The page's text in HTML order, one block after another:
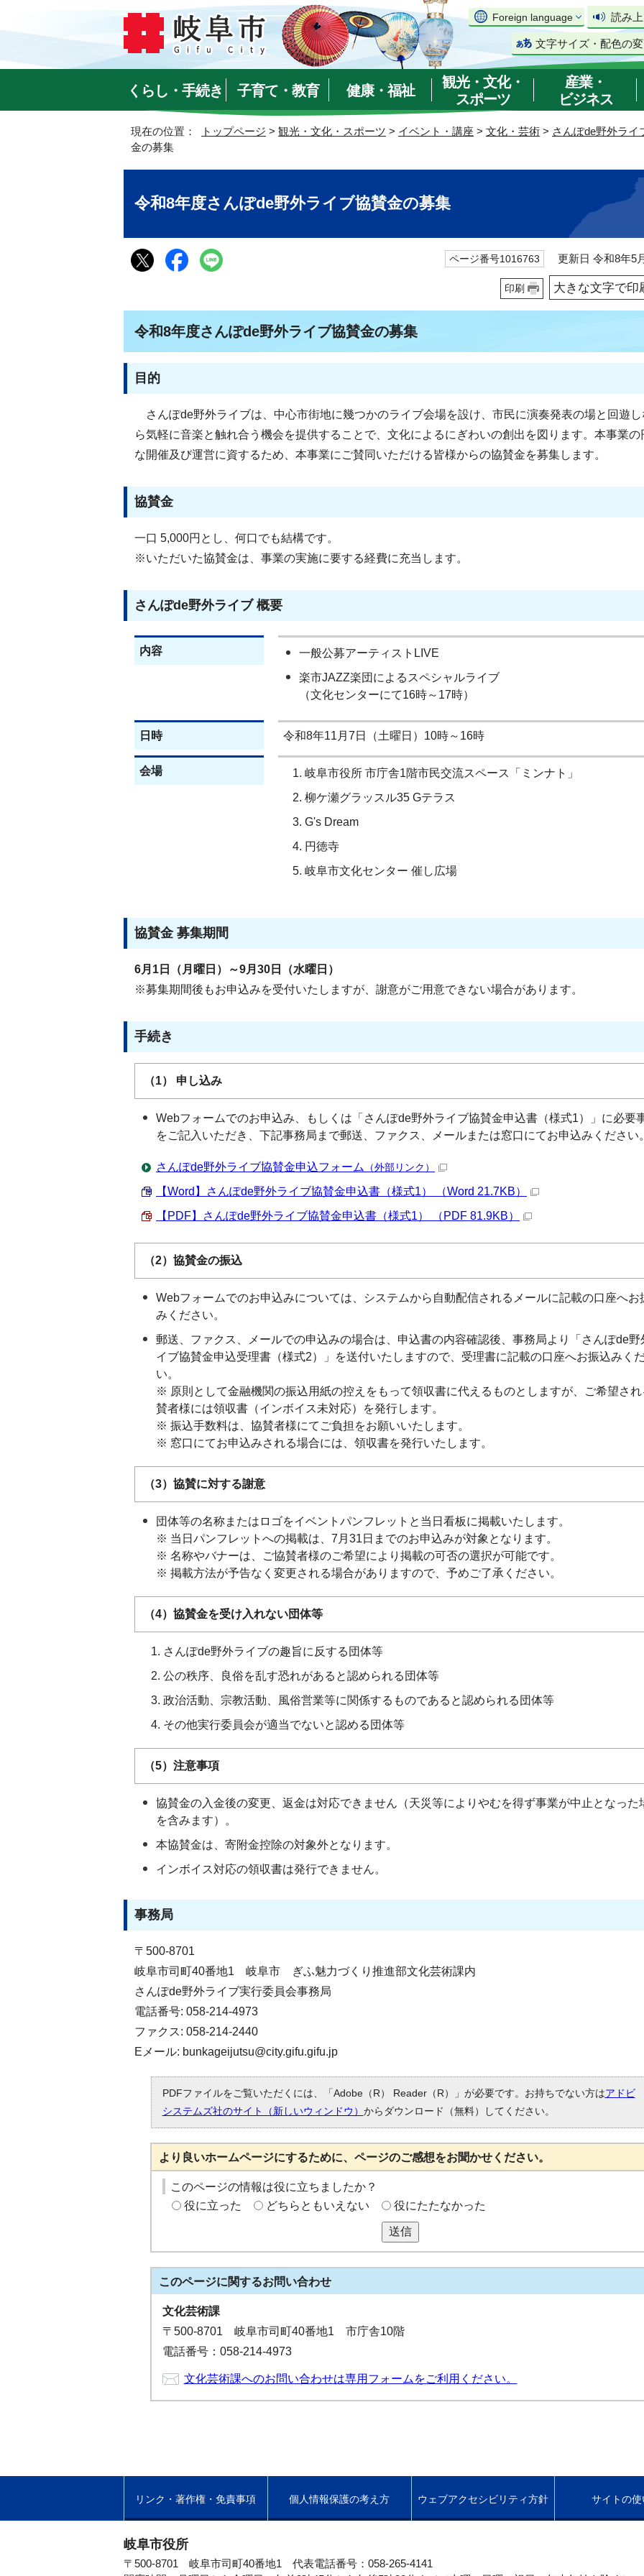
Foreign language 読み
文字サイズ・配色の
くらし・手続き 子育て・教育 健康・福祉
観光・文化・
スポーツ
産業・
ビジネス
現在の位置： トップページ > 観光・文化・スポーツ > イベント・講座 > 文化・芸術 > さんぽde野外ライ
金の募集
令和8年度さんぽde野外ライブ協賛金の募集
ページ番号1016763 更新日 令和8年5
印刷 大きな文字で印
令和8年度さんぽde野外ライブ協賛金の募集
目的
さんぽde野外ライブは、中心市街地に幾つかのライブ会場を設け、市民に演奏発表の場と回遊し
ら気軽に音楽と触れ合う機会を提供することで、文化によるにぎわいの創出を図ります。本事業の
な開催及び運営に資するため、本事業にご賛同いただける皆様からの協賛金を募集します。
協賛金
一口 5,000円とし、何口でも結構です。
※いただいた協賛金は、事業の実施に要する経費に充当します。
さんぽde野外ライブ 概要
内容
一般公募アーティストLIVE
楽市JAZZ楽団によるスペシャルライブ
（文化センターにて16時～17時）
日時 令和8年11月7日（土曜日）10時～16時
会場
岐阜市役所 市庁舎1階市民交流スペース「ミンナト」
柳ケ瀬グラッスル35 Gテラス
G's Dream
円徳寺
岐阜市文化センター 催し広場
協賛金 募集期間
6月1日（月曜日）～9月30日（水曜日）
※募集期間後もお申込みを受付いたしますが、謝意がご用意できない場合があります。
手続き
（1） 申し込み
Webフォームでのお申込み、もしくは「さんぽde野外ライブ協賛金申込書（様式1）」に必要
をご記入いただき、下記事務局まで郵送、ファクス、メールまたは窓口にてお申込みください
さんぽde野外ライブ協賛金申込フォーム （外部リンク）
【Word】さんぽde野外ライブ協賛金申込書（様式1） （Word 21.7KB）
【PDF】さんぽde野外ライブ協賛金申込書（様式1） （PDF 81.9KB）
（2）協賛金の振込
Webフォームでのお申込みについては、システムから自動配信されるメールに記載の口座へお
みください。
郵送、ファクス、メールでの申込みの場合は、申込書の内容確認後、事務局より「さんぽde野
イブ協賛金申込受理書（様式2）」を送付いたしますので、受理書に記載の口座へお振込みく
い。
※ 原則として金融機関の振込用紙の控えをもって領収書に代えるものとしますが、ご希望され
賛者様には領収書（インボイス未対応）を発行します。
※ 振込手数料は、協賛者様にてご負担をお願いいたします。
※ 窓口にてお申込みされる場合には、領収書を発行いたします。
（3）協賛に対する謝意
団体等の名称またはロゴをイベントパンフレットと当日看板に掲載いたします。
※ 当日パンフレットへの掲載は、7月31日までのお申込みが対象となります。
※ 名称やバナーは、ご協賛者様のご希望により掲載の可否の選択が可能です。
※ 掲載方法が予告なく変更される場合がありますので、予めご了承ください。
（4）協賛金を受け入れない団体等
さんぽde野外ライブの趣旨に反する団体等
公の秩序、良俗を乱す恐れがあると認められる団体等
政治活動、宗教活動、風俗営業等に関係するものであると認められる団体等
その他実行委員会が適当でないと認める団体等
（5）注意事項
協賛金の入金後の変更、返金は対応できません（天災等によりやむを得ず事業が中止となった
を含みます）。
本協賛金は、寄附金控除の対象外となります。
インボイス対応の領収書は発行できません。
事務局
〒500-8701
岐阜市司町40番地1 岐阜市 ぎふ魅力づくり推進部文化芸術課内
さんぽde野外ライブ実行委員会事務局
電話番号: 058-214-4973
ファクス: 058-214-2440
Eメール: bunkageijutsu@city.gifu.gifu.jp
PDFファイルをご覧いただくには、「Adobe（R） Reader（R）」が必要です。お持ちでない方はアドビ
システムズ社のサイト（新しいウィンドウ） からダウンロード（無料）してください。
より良いホームページにするために、ページのご感想をお聞かせください。
このページの情報は役に立ちましたか？
役に立った
どちらともいえない 役にたたなかった
送信
このページに関するお問い合わせ
文化芸術課
〒500-8701 岐阜市司町40番地1 市庁舎10階
電話番号：058-214-4973
文化芸術課へのお問い合わせは専用フォームをご利用ください。
リンク・著作権・免責事項 個人情報保護の考え方 ウェブアクセシビリティ方針 サイトの使
岐阜市役所
〒500-8701 岐阜市司町40番地1 代表電話番号：058-265-4141